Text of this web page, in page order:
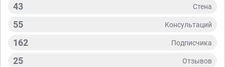
43 Стена
55 Консультаций
162 Подписчикa
25 Отзывов